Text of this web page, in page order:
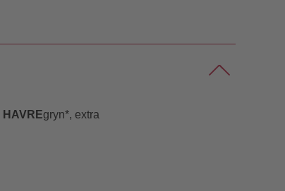
HAVREgryn*, extra